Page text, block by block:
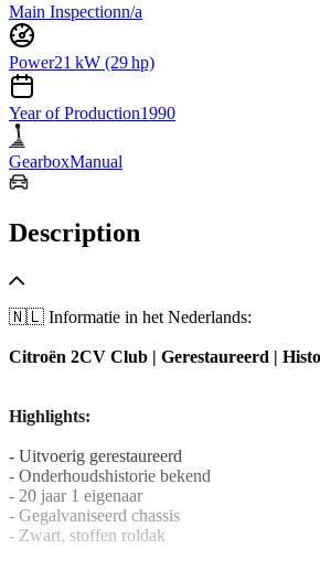
Main Inspectionn/a
Power21 kW (29 hp)
Year of Production1990
GearboxManual
Description
🇳🇱 Informatie in het Nederlands:
Citroën 2CV Club | Gerestaureerd |
Highlights:
- Uitvoerig gerestaureerd
- Onderhoudshistorie bekend
- 20 jaar 1 eigenaar
- Gegalvaniseerd chassis
- Zwart, stoffen roldak